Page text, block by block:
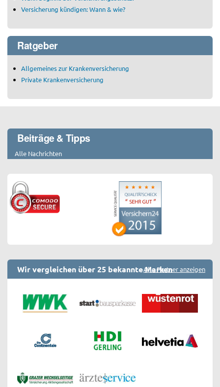
Versicherung kündigen: Wann & wie?
Ratgeber
Allgemeines zur Krankenversicherung
Private Krankenversicherung
Beiträge & Tipps
Alle Nachrichten
Wir vergleichen über 25 bekannte MarkenAlle Partner anzeigen